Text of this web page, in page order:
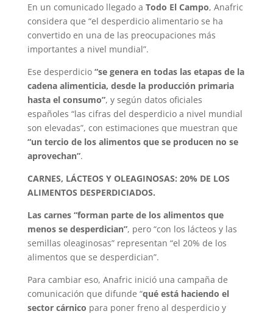
En un comunicado llegado a Todo El Campo, Anafric
considera que “el desperdicio alimentario se ha
convertido en una de las preocupaciones más
importantes a nivel mundial”.
Ese desperdicio “se genera en todas las etapas de la
cadena alimenticia, desde la producción primaria
hasta el consumo”, y según datos oficiales
españoles “las cifras del desperdicio a nivel mundial
son elevadas”, con estimaciones que muestran que
“un tercio de los alimentos que se producen no se
aprovechan”.
CARNES, LÁCTEOS Y OLEAGINOSAS: 20% DE LOS
ALIMENTOS DESPERDICIADOS.
Las carnes “forman parte de los alimentos que
menos se desperdician”, pero “con los lácteos y las
semillas oleaginosas” representan “el 20% de los
alimentos que se desperdician”.
Para cambiar eso, Anafric inició una campaña de
comunicación que difunde “qué está haciendo el
sector cárnico para poner freno al desperdicio y